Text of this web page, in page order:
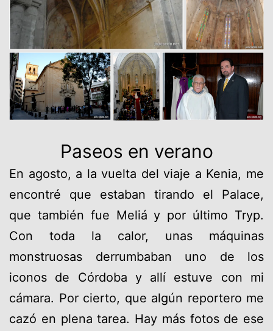
Paseos en verano
En agosto, a la vuelta del viaje a Kenia, me
encontré que estaban tirando el Palace,
que también fue Meliá y por último Tryp.
Con toda la calor, unas máquinas
monstruosas derrumbaban uno de los
iconos de Córdoba y allí estuve con mi
cámara. Por cierto, que algún reportero me
cazó en plena tarea. Hay más fotos de ese